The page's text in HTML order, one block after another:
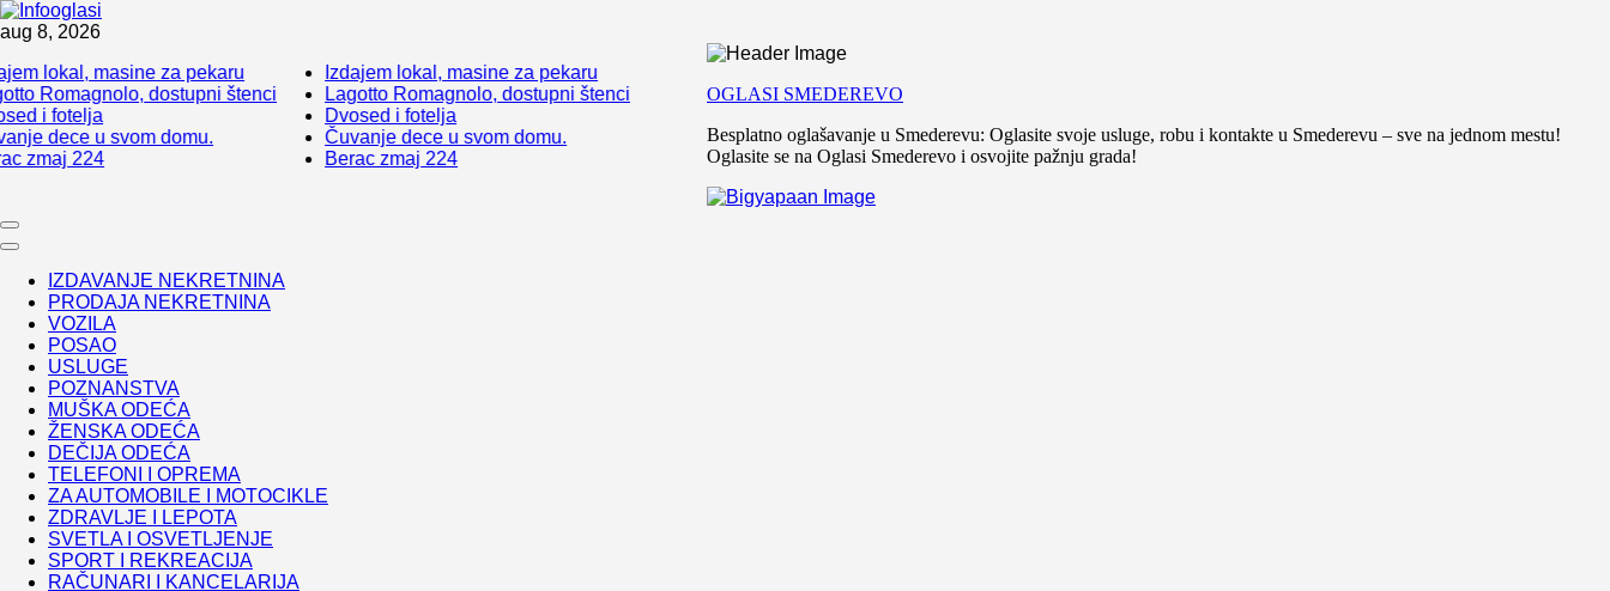
Skip
content
aug 8, 2026
lokal, masine za pekaru
Romagnolo, dostupni štenci
i fotelja
dece u svom domu.
zmaj 224
Izdajem lokal, masine za pekaru
Lagotto Romagnolo, dostupni štenci
Dvosed i fotelja
Čuvanje dece u svom domu.
Berac zmaj 224
OGLASI SMEDEREVO
Besplatno oglašavanje u Smederevu: Oglasite svoje usluge, robu i kontakte u Smederevu – sve na jednom mestu!
Oglasite se na Oglasi Smederevo i osvojite pažnju grada!
IZDAVANJE NEKRETNINA
PRODAJA NEKRETNINA
VOZILA
POSAO
USLUGE
POZNANSTVA
MUŠKA ODEĆA
ŽENSKA ODEĆA
DEČIJA ODEĆA
TELEFONI I OPREMA
ZA AUTOMOBILE I MOTOCIKLE
ZDRAVLJE I LEPOTA
SVETLA I OSVETLJENJE
SPORT I REKREACIJA
RAČUNARI I KANCELARIJA